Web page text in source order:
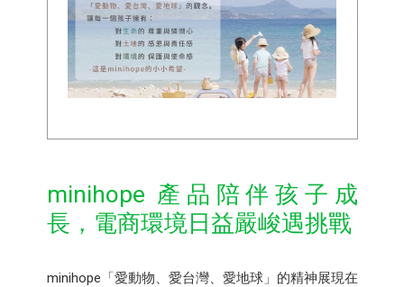
minihope 產品陪伴孩子成
長，電商環境日益嚴峻遇挑戰
minihope「愛動物、愛台灣、愛地球」的精神展現在